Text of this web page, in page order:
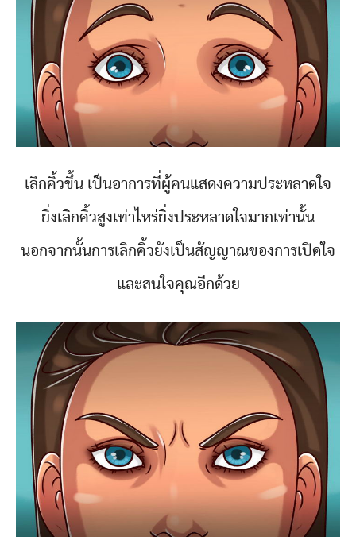
เลิกคิ้วขึ้น เป็นอาการที่ผู้คนแสดงความประหลาดใจ
ยิ่งเลิกคิ้วสูงเท่าไหร่ยิ่งประหลาดใจมากเท่านั้น
นอกจากนั้นการเลิกคิ้วยังเป็นสัญญาณของการเปิดใจ
และสนใจคุณอีกด้วย